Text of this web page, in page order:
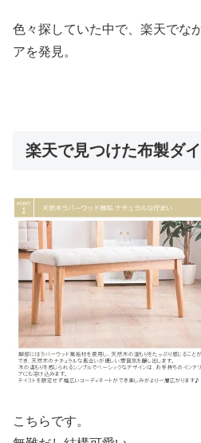
色々探していた中で、楽天でな
アを発見。
楽天で見つけた布製ダ
こちらです。